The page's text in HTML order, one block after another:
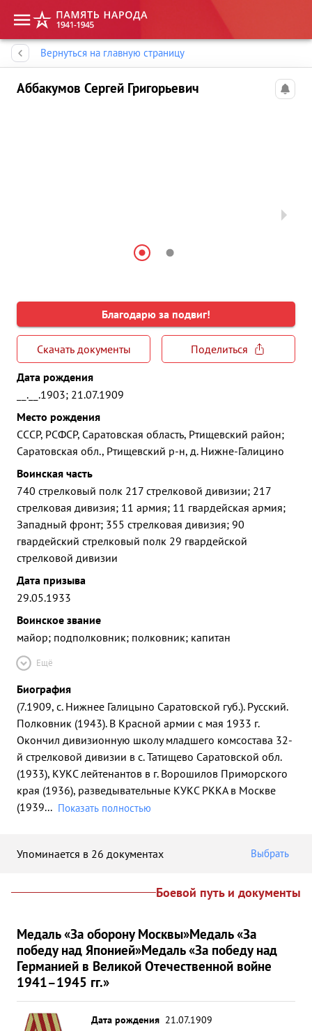
Вернуться на главную страницу
Аббакумов Сергей Григорьевич
Благодарю за подвиг!
Скачать документы
Поделиться
Дата рождения
__.__.1903; 21.07.1909
Место рождения
СССР, РСФСР, Саратовская область, Ртищевский район;
Саратовская обл., Ртищевский р-н, д. Нижне-Галицино
Воинская часть
740 стрелковый полк 217 стрелковой дивизии; 217
стрелковая дивизия; 11 армия; 11 гвардейская армия;
Западный фронт; 355 стрелковая дивизия; 90
гвардейский стрелковый полк 29 гвардейской
стрелковой дивизии
Дата призыва
29.05.1933
Воинское звание
майор; подполковник; полковник; капитан
Ещё
Биография
(7.1909, с. Нижнее Галицыно Саратовской губ.). Русский.
Полковник (1943). В Красной армии с мая 1933 г.
Окончил дивизионную школу младшего комсостава 32-
й стрелковой дивизии в с. Татищево Саратовской обл.
(1933), КУКС лейтенантов в г. Ворошилов Приморского
края (1936), разведывательные КУКС РККА в Москве
(1939... Показать полностью
Упоминается в 26 документах Выбрать
Боевой путь и документы
Медаль «За оборону Москвы»Медаль «За
победу над Японией»Медаль «За победу над
Германией в Великой Отечественной войне
1941–1945 гг.»
Дата рождения 21.07.1909
Память народа